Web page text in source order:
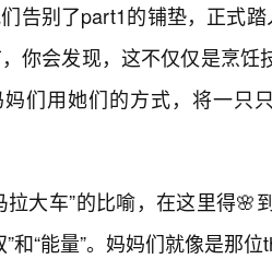
告别了part1的铺垫，正式
你会发现，这不仅仅是烹
们用她们的方式，将一只
拉大车”的比喻，在这里得
”和“能量”。妈妈们就像是那